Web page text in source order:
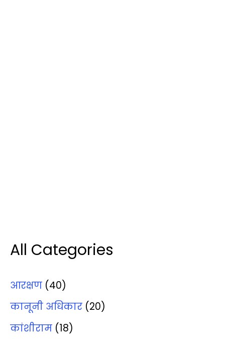
All Categories
आरक्षण (40)
कानूनी अधिकार (20)
कांशीराम (18)